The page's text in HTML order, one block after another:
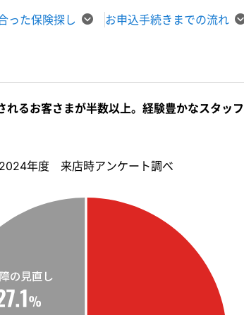
った保険探し お申込手続きまでの流れ
れるお客さまが半数以上。経験豊かなスタッ
2024年度 来店時アンケート調べ